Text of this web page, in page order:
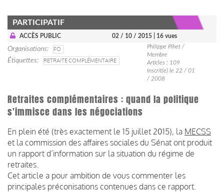
PARTICIPATIF
ACCÈS PUBLIC 02 / 10 / 2015 | 16 vues
Organisations
FO
Étiquettes
RETRAITE COMPLÉMENTAIRE
Philippe Pihet /
Membre
Articles : 109
Inscrit(e) le 22 / 01
/ 2008
Retraites complémentaires : quand la politique
s'immisce dans les négociations
En plein été (très exactement le 15 juillet 2015), la MECSS
et la commission des affaires sociales du Sénat ont produit
un rapport d’information sur la situation du régime de
retraites.
Cet article a pour ambition de vous commenter les
principales préconisations contenues dans ce rapport.